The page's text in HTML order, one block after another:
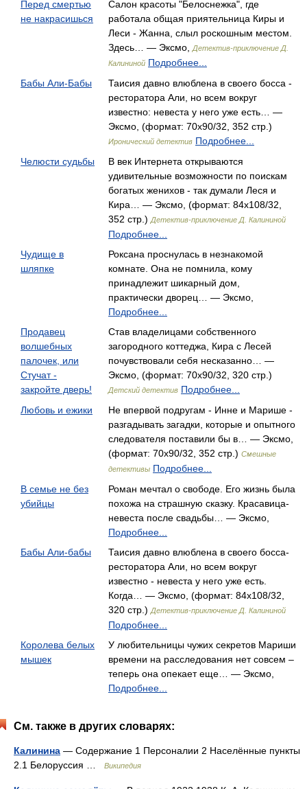
Перед смертью
не накрасишься
Салон красоты "Белоснежка", где
работала общая приятельница Киры и
Леси - Жанна, слыл роскошным местом.
Здесь… — Эксмо,
Детектив-приключение Д.
Калининой Подробнее...
Бабы Али-Бабы
Таисия давно влюблена в своего босса -
ресторатора Али, но всем вокруг
известно: невеста у него уже есть… —
Эксмо, (формат: 70x90/32, 352 стр.)
Иронический детектив Подробнее...
Челюсти судьбы
В век Интернета открываются
удивительные возможности по поискам
богатых женихов - так думали Леся и
Кира… — Эксмо, (формат: 84x108/32,
352 стр.) Детектив-приключение Д. Калининой
Подробнее...
Чудище в
шляпке
Роксана проснулась в незнакомой
комнате. Она не помнила, кому
принадлежит шикарный дом,
практически дворец… — Эксмо,
Подробнее...
Продавец
волшебных
палочек, или
Стучат -
закройте дверь!
Став владелицами собственного
загородного коттеджа, Кира с Лесей
почувствовали себя несказанно… —
Эксмо, (формат: 70x90/32, 320 стр.)
Детский детектив Подробнее...
Любовь и ежики
Не впервой подругам - Инне и Марише -
разгадывать загадки, которые и опытного
следователя поставили бы в… — Эксмо,
(формат: 70x90/32, 352 стр.) Смешные
детективы Подробнее...
В семье не без
убийцы
Роман мечтал о свободе. Его жизнь была
похожа на страшную сказку. Красавица-
невеста после свадьбы… — Эксмо,
Подробнее...
Бабы Али-бабы
Таисия давно влюблена в своего босса-
ресторатора Али, но всем вокруг
известно - невеста у него уже есть.
Когда… — Эксмо, (формат: 84x108/32,
320 стр.) Детектив-приключение Д. Калининой
Подробнее...
Королева белых
мышек
У любительницы чужих секретов Мариши
времени на расследования нет совсем –
теперь она опекает еще… — Эксмо,
Подробнее...
См. также в других словарях:
Калинина — Содержание 1 Персоналии 2 Населённые пункты
2.1 Белоруссия …
Википедия